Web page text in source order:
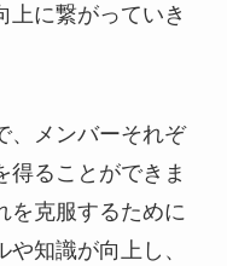
上に繋がっていき
、メンバーそれぞ
得ることができま
を克服するために
知識が向上し、